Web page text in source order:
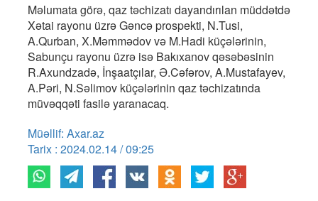
Məlumata görə, qaz təchizatı dayandırılan müddətdə
Xətai rayonu üzrə Gəncə prospekti, N.Tusi,
A.Qurban, X.Məmmədov və M.Hadi küçələrinin,
Sabunçu rayonu üzrə isə Bakıxanov qəsəbəsinin
R.Axundzadə, İnşaatçılar, Ə.Cəfərov, A.Mustafayev,
A.Pəri, N.Səlimov küçələrinin qaz təchizatında
müvəqqəti fasilə yaranacaq.
Müəllif: Axar.az
Tarix : 2024.02.14 / 09:25